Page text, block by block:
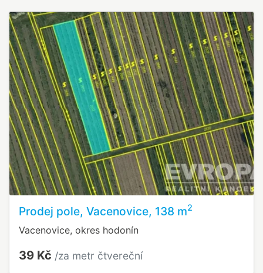
Prodej pole, Vacenovice, 138 m2
Vacenovice, okres hodonín
39 Kč /za metr čtvereční